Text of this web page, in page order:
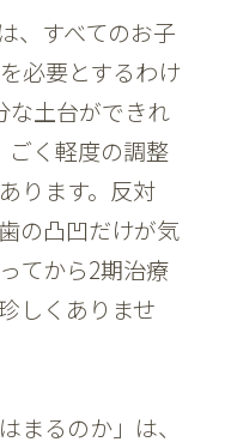
、すべてのお子
必要とするわけ
な土台ができれ
ごく軽度の調整
ります。反対
の凸凹だけが気
てから2期治療
しくありませ
まるのか」は、